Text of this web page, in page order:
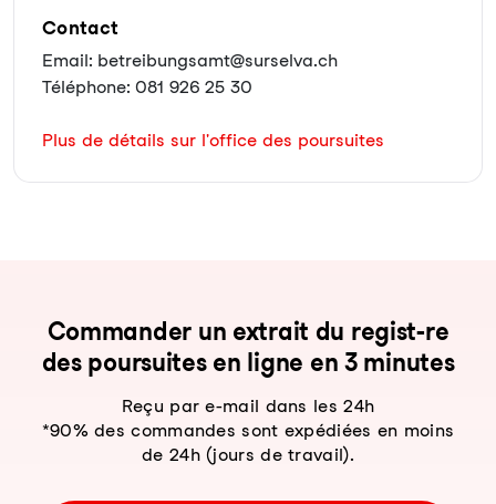
Contact
Email: betreibungsamt@surselva.ch
Téléphone: 081 926 25 30
Plus de détails sur l'office des poursuites
Com­man­der un ex­trait du re­gist-re
des pour­sui­tes en li­gne en 3 mi­nu­tes
Reçu par e-mail dans les 24h
*90% des commandes sont expédiées en moins
de 24h (jours de travail).